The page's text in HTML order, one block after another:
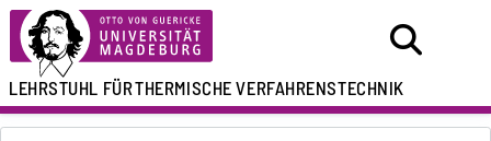
LEHRSTUHL FÜRTHERMISCHE VERFAHRENSTECHNIK